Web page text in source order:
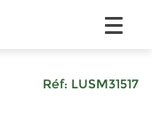
Réf: LUSM31517